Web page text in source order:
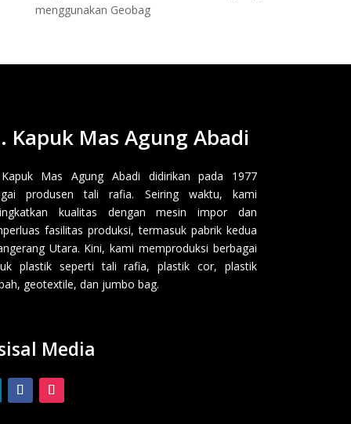
menggunakan Geobag
Kapuk Mas Agung Abadi
Mas Agung Abadi didirikan pada 1977
produsen tali rafia. Seiring waktu, kami
kualitas dengan mesin impor dan
fasilitas produksi, termasuk pabrik kedua
Utara. Kini, kami memproduksi berbagai
plastik seperti tali rafia, plastik cor, plastik
geotextile, dan jumbo bag.
Media